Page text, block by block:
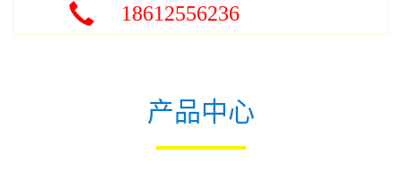
18612556236
产品中心